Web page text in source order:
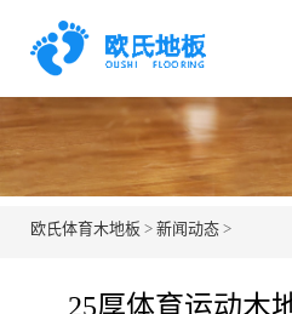
欧氏体育木地板 > 新闻动态 >
25厚体育运动木